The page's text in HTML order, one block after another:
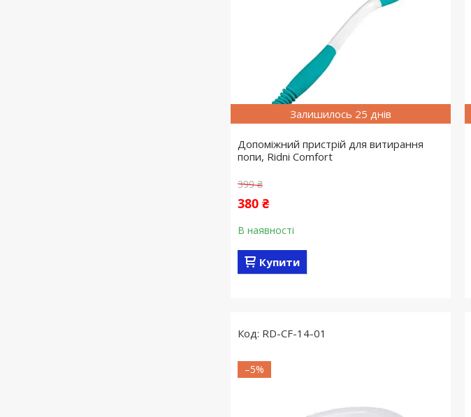
Залишилось 25 днів
Допоміжний пристрій для витирання
попи, Ridni Comfort
399 ₴
380 ₴
В наявності
Купити
RD-CF-14-01
–5%